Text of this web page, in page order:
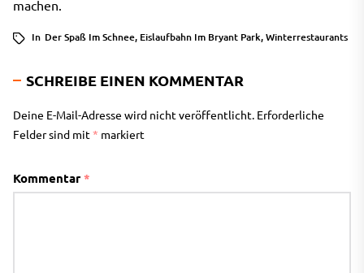
machen.
In Der Spaß Im Schnee, Eislaufbahn Im Bryant Park,Winterrestaurants
SCHREIBE EINEN KOMMENTAR
Deine E-Mail-Adresse wird nicht veröffentlicht. Erforderliche
Felder sind mit* markiert
Kommentar *